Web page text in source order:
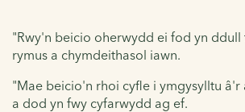
"Rwy'n beicio oherwydd ei fod yn
rymus a chymdeithasol iawn.
"Mae beicio'n rhoi cyfle i ymgysylltu
a dod yn fwy cyfarwydd ag ef.